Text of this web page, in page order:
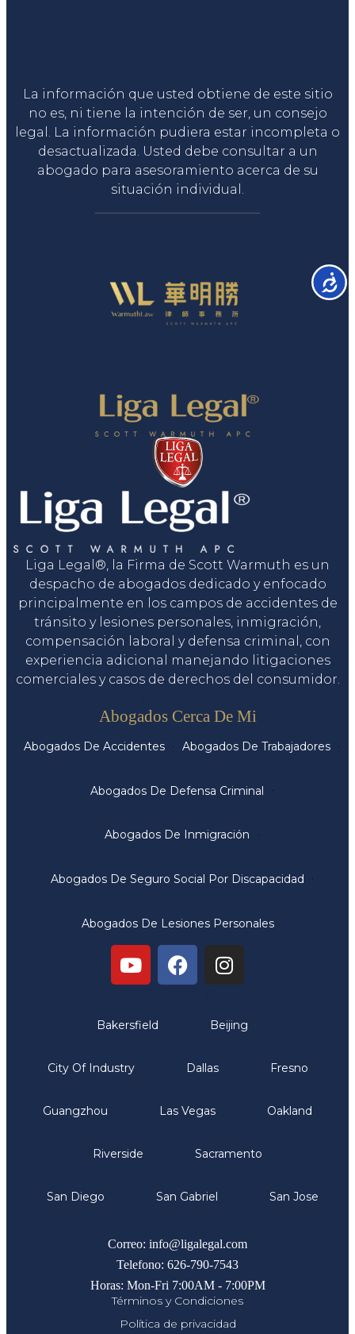
La información que usted obtiene de este sitio
no es, ni tiene la intención de ser, un consejo
legal. La información pudiera estar incompleta o
desactualizada. Usted debe consultar a un
abogado para asesoramiento acerca de su
situación individual.
Liga Legal®, la Firma de Scott Warmuth es un
despacho de abogados dedicado y enfocado
principalmente en los campos de accidentes de
tránsito y lesiones personales, inmigración,
compensación laboral y defensa criminal, con
experiencia adicional manejando litigaciones
comerciales y casos de derechos del consumidor.
Abogados Cerca De Mi
Abogados De Accidentes Abogados De Trabajadores
Abogados De Defensa Criminal
Abogados De Inmigración
Abogados De Seguro Social Por Discapacidad
Abogados De Lesiones Personales
Bakersfield Beijing
City Of Industry Dallas Fresno
Guangzhou Las Vegas Oakland
Riverside Sacramento
San Diego San Gabriel San Jose
Correo: info@ligalegal.com
Telefono: 626-790-7543
Horas: Mon-Fri 7:00AM - 7:00PM
Términos y Condiciones
Política de privacidad